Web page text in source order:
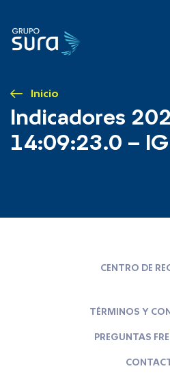
Inicio
Indicadores
14:09:23.0 –
CENTRO DE
TÉRMINOS Y
PREGUNTAS